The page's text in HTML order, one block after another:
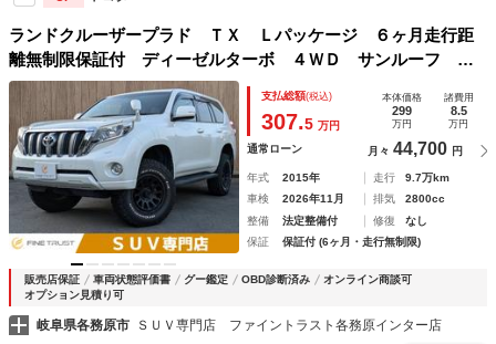
ランドクルーザープラド ＴＸ Ｌパッケージ ６ヶ月走行距
離無制限保証付 ディーゼルターボ ４ＷＤ サンルーフ 純
正ＳＤナビ フロントカメラ バックカメラ ３列 禁煙車
リフトアップ ヘッドレスト後席モニター 本革 フルセグ
クルーズコントロール
支払総額(税込)
307.5 万円
本体価格
299
万円
諸費用
8.5
万円
通常ローン 月々 44,700 円
年式 2015年 走行
9.7万km
車検
2026年11月 排気
2800cc
整備
法定整備付 修復
なし
保証
保証付 (6ヶ月・走行無制限)
販売店保証 車両状態評価書 グー鑑定 OBD診断済み
オンライン商談可
オプション見積り可
岐阜県各務原市 ＳＵＶ専門店 ファイントラスト各務原インター店